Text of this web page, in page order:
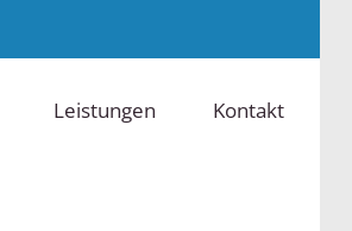
Leistungen Kontakt